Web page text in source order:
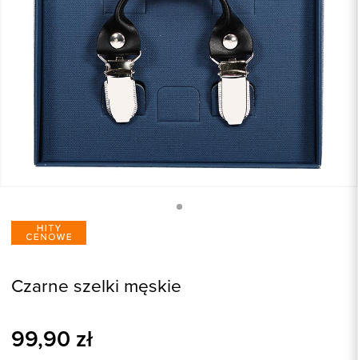
Czarne szelki męskie
99,90 zł